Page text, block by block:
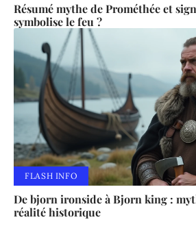
Résumé mythe de Prométhée et
symbolise le feu ?
FLASH INFO
De bjorn ironside à Bjorn king :
réalité historique